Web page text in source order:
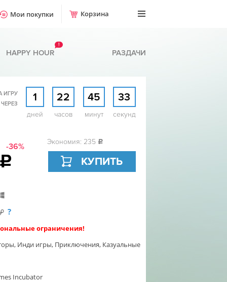
Мои покупки Корзина
HAPPY HOUR
!
РАЗДАЧИ
ИГРУ
1
дней
22
часов
45
минут
31
секунд
-36% Экономия: 235 c
КУПИТЬ
?
ограничения!
, Инди игры, Приключения, Казуальные
Incubator